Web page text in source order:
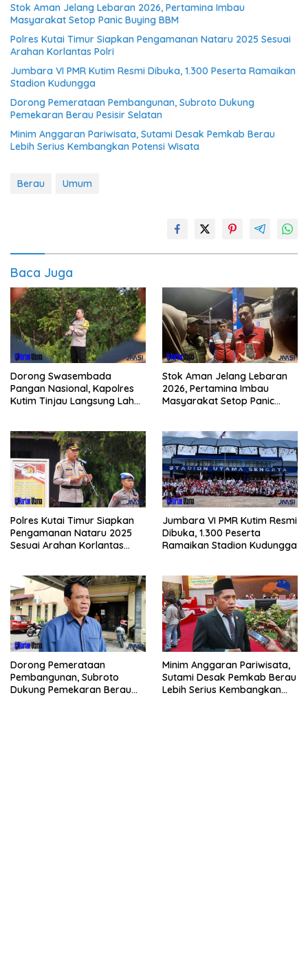
Stok Aman Jelang Lebaran 2026, Pertamina Imbau
Masyarakat Setop Panic Buying BBM
Polres Kutai Timur Siapkan Pengamanan Nataru 2025 Sesuai
Arahan Korlantas Polri
Jumbara VI PMR Kutim Resmi Dibuka, 1.300 Peserta Ramaikan
Stadion Kudungga
Dorong Pemerataan Pembangunan, Subroto Dukung
Pemekaran Berau Pesisir Selatan
Minim Anggaran Pariwisata, Sutami Desak Pemkab Berau
Lebih Serius Kembangkan Potensi Wisata
Berau Umum
Baca Juga
Dorong Swasembada
Pangan Nasional, Kapolres
Kutim Tinjau Langsung Lahan
Stok Aman Jelang Lebaran
2026, Pertamina Imbau
Masyarakat Setop Panic
Polres Kutai Timur Siapkan
Pengamanan Nataru 2025
Sesuai Arahan Korlantas
Jumbara VI PMR Kutim Resmi
Dibuka, 1.300 Peserta
Ramaikan Stadion Kudungga
Dorong Pemerataan
Pembangunan, Subroto
Dukung Pemekaran Berau
Minim Anggaran Pariwisata,
Sutami Desak Pemkab Berau
Lebih Serius Kembangkan